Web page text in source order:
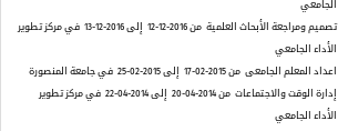
الجامعي
تصميم ومراجعة الأبحاث العلمية من 2016-12-12 إلى 2016-12-13
في مركز تطوير
الأداء الجامعي
اعداد المعلم الجامعى من 2015-02-17 إلى 2015-02-25
في جامعة المنصورة
إدارة الوقت والاجتماعات من 2014-04-20 إلى 2014-04-22
في مركز تطوير
الأداء الجامعي